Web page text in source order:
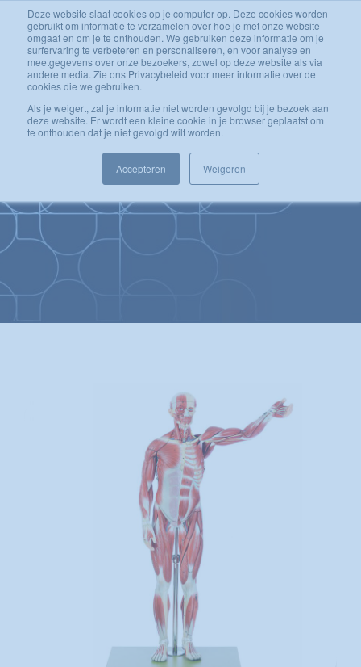
Deze website slaat cookies op je computer op. Deze cookies worden
gebruikt om informatie te verzamelen over hoe je met onze website
omgaat en om je te onthouden. We gebruiken deze informatie om je
surfervaring te verbeteren en personaliseren, en voor analyse en
meetgegevens over onze bezoekers, zowel op deze website als via
andere media. Zie ons Privacybeleid voor meer informatie over de
cookies die we gebruiken.
Als je weigert, zal je informatie niet worden gevolgd bij je bezoek aan
deze website. Er wordt een kleine cookie in je browser geplaatst om
te onthouden dat je niet gevolgd wilt worden.
Accepteren Weigeren
Inloggen account
Ga
naar
de
inhoud
Improving
Medical Skills